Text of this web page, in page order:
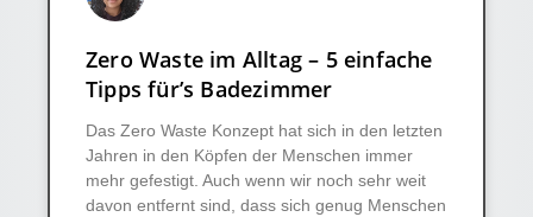
Zero Waste im Alltag – 5 einfache
Tipps für’s Badezimmer
Das Zero Waste Konzept hat sich in den letzten
Jahren in den Köpfen der Menschen immer
mehr gefestigt. Auch wenn wir noch sehr weit
davon entfernt sind, dass sich genug Menschen